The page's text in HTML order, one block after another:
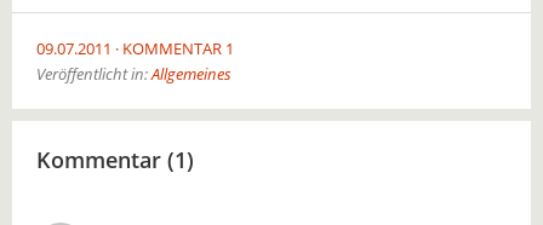
09.07.2011
KOMMENTAR 1
Veröffentlicht in:Allgemeines
Kommentar (1)